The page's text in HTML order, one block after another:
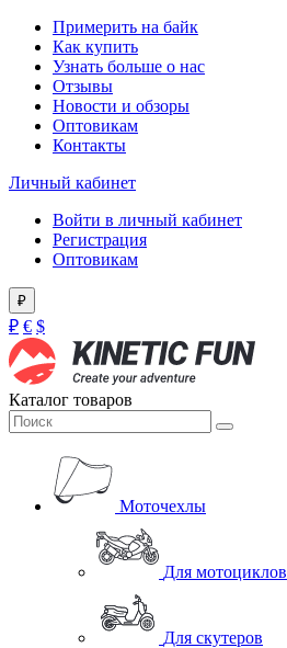
Примерить на байк
Как купить
Узнать больше о нас
Отзывы
Новости и обзоры
Оптовикам
Контакты
Личный кабинет
Войти в личный кабинет
Регистрация
Оптовикам
₽
₽ € $
Каталог товаров
Моточехлы
Для мотоциклов
Для скутеров